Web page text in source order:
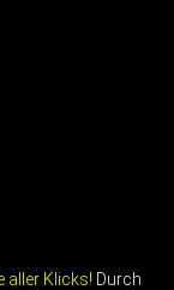
aller Klicks! Durch